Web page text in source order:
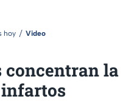
hoy Video
concentran la